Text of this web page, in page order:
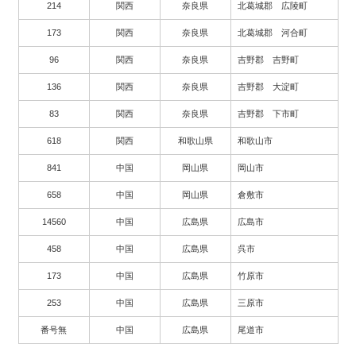
214 関西 奈良県 北葛城郡 広陵町
173 関西 奈良県 北葛城郡 河合町
96 関西 奈良県 吉野郡 吉野町
136 関西 奈良県 吉野郡 大淀町
83 関西 奈良県 吉野郡 下市町
618 関西 和歌山県 和歌山市
841 中国 岡山県 岡山市
658 中国 岡山県 倉敷市
14560 中国 広島県 広島市
458 中国 広島県 呉市
173 中国 広島県 竹原市
253 中国 広島県 三原市
番号無 中国 広島県 尾道市